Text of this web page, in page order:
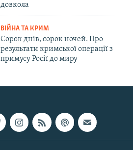
довкола
ВІЙНА ТА КРИМ
Сорок днів, сорок ночей. Про
результати кримської операції з
примусу Росії до миру